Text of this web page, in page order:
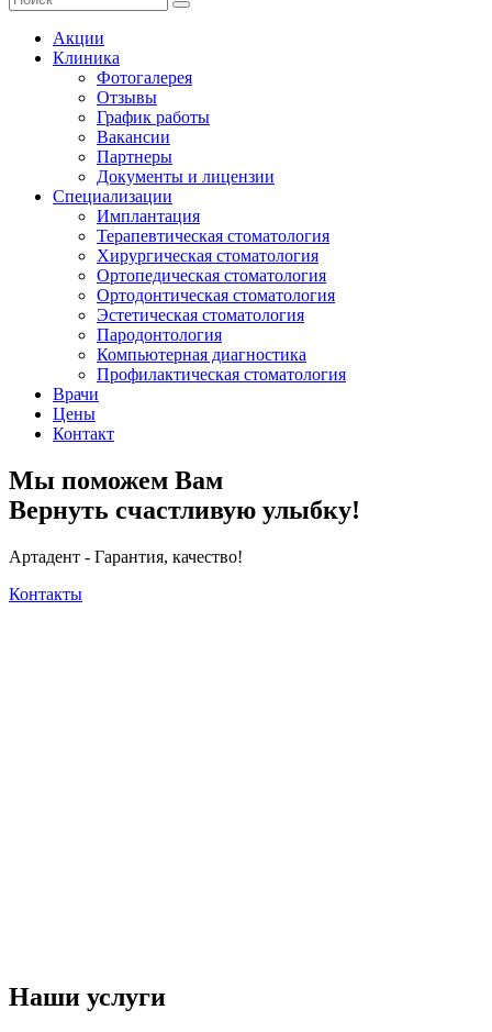
Акции
Клиника
Фотогалерея
Отзывы
График работы
Вакансии
Партнеры
Документы и лицензии
Специализации
Имплантация
Терапевтическая стоматология
Хирургическая стоматология
Ортопедическая стоматология
Ортодонтическая стоматология
Эстетическая стоматология
Пародонтология
Компьютерная диагностика
Профилактическая стоматология
Врачи
Цены
Контакт
Мы поможем Вам
Вернуть счастливую улыбку!
Артадент - Гарантия, качество!
Контакты
Наши услуги